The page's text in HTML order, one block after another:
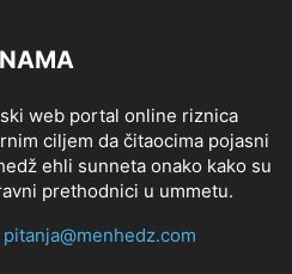
web portal online riznica
ciljem da čitaocima pojasni
ehli sunneta onako kako su
prethodnici u ummetu.
pitanja@menhedz.com